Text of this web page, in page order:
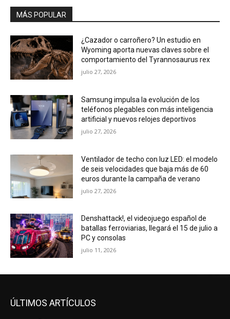
MÁS POPULAR
¿Cazador o carroñero? Un estudio en
Wyoming aporta nuevas claves sobre el
comportamiento del Tyrannosaurus rex
julio 27, 2026
Samsung impulsa la evolución de los
teléfonos plegables con más inteligencia
artificial y nuevos relojes deportivos
julio 27, 2026
Ventilador de techo con luz LED: el modelo
de seis velocidades que baja más de 60
euros durante la campaña de verano
julio 27, 2026
Denshattack!, el videojuego español de
batallas ferroviarias, llegará el 15 de julio a
PC y consolas
julio 11, 2026
ÚLTIMOS ARTÍCULOS